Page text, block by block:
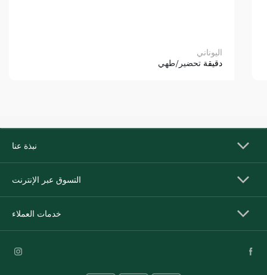
اليوناني
دقيقة تحضير/طهي
نبذة عنا
التسوق عبر الإنترنت
خدمات العملاء